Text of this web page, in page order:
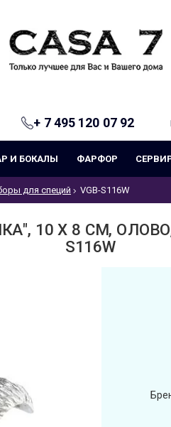
+ 7 495 120 07 92
И БОКАЛЫ ФАРФОР
для специй VGB-S116W
10 Х 8 СМ, ОЛОВО,
S116W